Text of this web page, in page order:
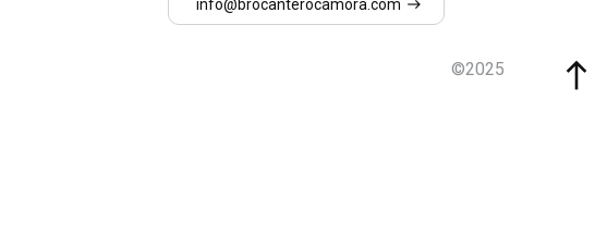
info@brocanterocamora.com
©2025